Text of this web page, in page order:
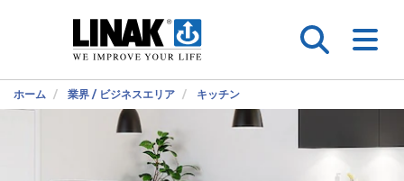
ホーム 業界 / ビジネスエリア キッチン